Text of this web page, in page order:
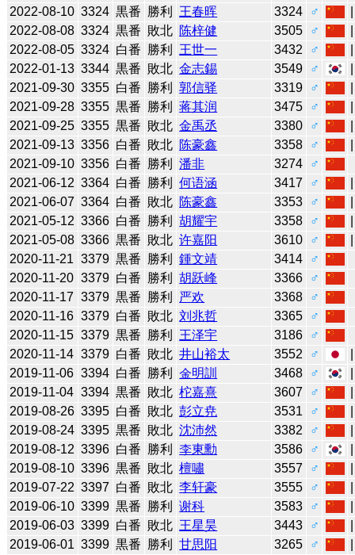
2022-08-10 3324 黒番 勝利 王春晖 3324 ♂
2022-08-08 3324 黒番 敗北 陈梓健 3505 ♂
2022-08-05 3324 白番 勝利 王世一 3432 ♂
2022-01-13 3344 黒番 敗北 金志錫 3549 ♂
2021-09-30 3355 白番 勝利 郭信驿 3319 ♂
2021-09-28 3355 黒番 勝利 蒋其润 3475 ♂
2021-09-25 3355 黒番 敗北 金禹丞 3380 ♂
2021-09-13 3356 白番 敗北 陈豪鑫 3358 ♂
2021-09-10 3356 白番 勝利 潘非 3274
♂
2021-06-12 3364 白番 勝利 何语涵 3417 ♂
2021-06-07 3364 白番 敗北 陈豪鑫 3353 ♂
2021-05-12 3366 白番 勝利 胡耀宇 3358 ♂
2021-05-08 3366 黒番 敗北 许嘉阳 3610 ♂
2020-11-21 3379 黒番 勝利 鍾文靖 3414
♂
2020-11-20 3379 白番 勝利 胡跃峰 3366
♂
2020-11-17 3379 黒番 勝利 严欢 3368
♂
2020-11-16 3379 白番 敗北 刘兆哲 3365
♂
2020-11-15 3379 黒番 勝利 王泽宇 3186
♂
2020-11-14 3379 白番 敗北 井山裕太 3552 ♂
2019-11-06 3394 白番 勝利 金明訓 3468 ♂
2019-11-04 3394 黒番 敗北 柁嘉熹 3607 ♂
2019-08-26 3395 白番 敗北 彭立尭 3531 ♂
2019-08-24 3395 黒番 敗北 沈沛然 3382 ♂
2019-08-12 3396 白番 勝利 李東勳 3586 ♂
2019-08-10 3396 黒番 敗北 檀嘯 3557 ♂
2019-07-22 3397 白番 敗北 李轩豪 3555 ♂
2019-06-10 3399 黒番 勝利 谢科 3583 ♂
2019-06-03 3399 白番 敗北 王星昊 3443 ♂
2019-06-01 3399 黒番 勝利 甘思阳 3265 ♂